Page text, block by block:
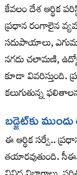
కేవలం దేశ ఆర్థిక
ప్రధాన రంగాలైన
సదుపాయాలు,
నగదు చలామణి,
కూడా వివరిస్తుంది.
కలుగుతున్న
బడ్జెట్‌కు
ఈ ఆర్థిక సర్వే..
తయారవుతుంది.